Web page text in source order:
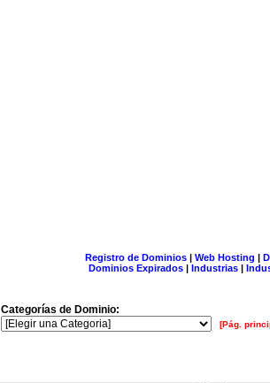
Registro de Dominios| Web Hosting |
Dominios Expirados | Industrias |
Categorías de Dominio:
[Pág.